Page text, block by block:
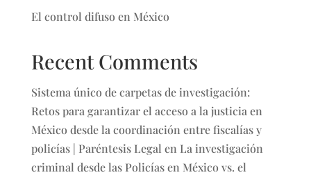
El control difuso en México
Recent Comments
Sistema único de carpetas de investigación:
Retos para garantizar el acceso a la justicia en
México desde la coordinación entre fiscalías y
policías | Paréntesis Legal en La investigación
criminal desde las Policías en México vs. el